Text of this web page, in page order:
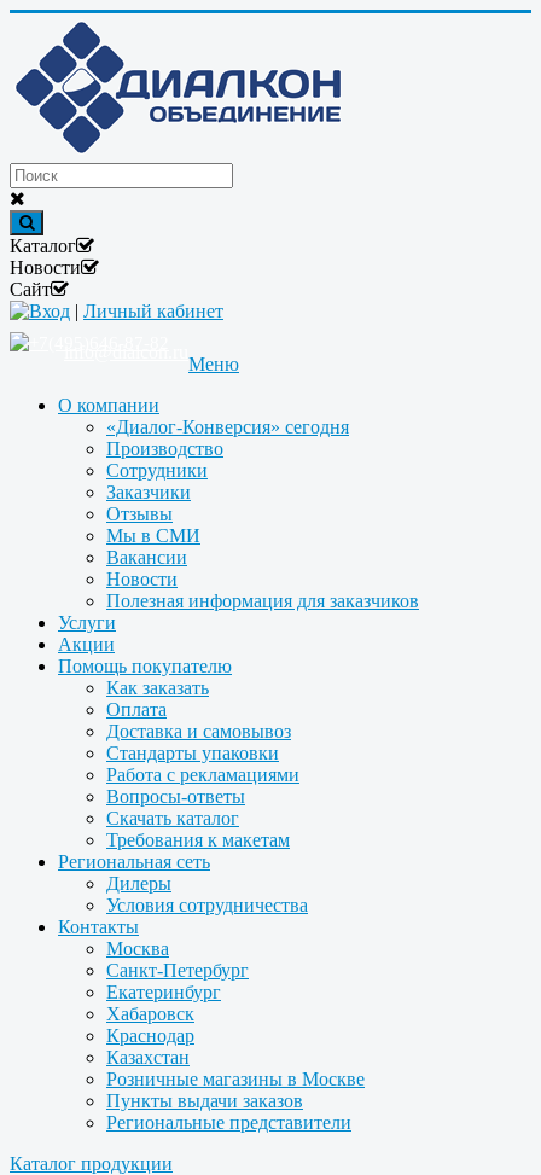
Каталог
Новости
Сайт
Вход | Личный кабинет
Меню
О компании
«Диалог-Конверсия» сегодня
Производство
Сотрудники
Заказчики
Отзывы
Мы в СМИ
Вакансии
Новости
Полезная информация для заказчиков
Услуги
Акции
Помощь покупателю
Как заказать
Оплата
Доставка и самовывоз
Стандарты упаковки
Работа с рекламациями
Вопросы-ответы
Скачать каталог
Требования к макетам
Региональная сеть
Дилеры
Условия сотрудничества
Контакты
Москва
Санкт-Петербург
Екатеринбург
Хабаровск
Краснодар
Казахстан
Розничные магазины в Москве
Пункты выдачи заказов
Региональные представители
Каталог продукции